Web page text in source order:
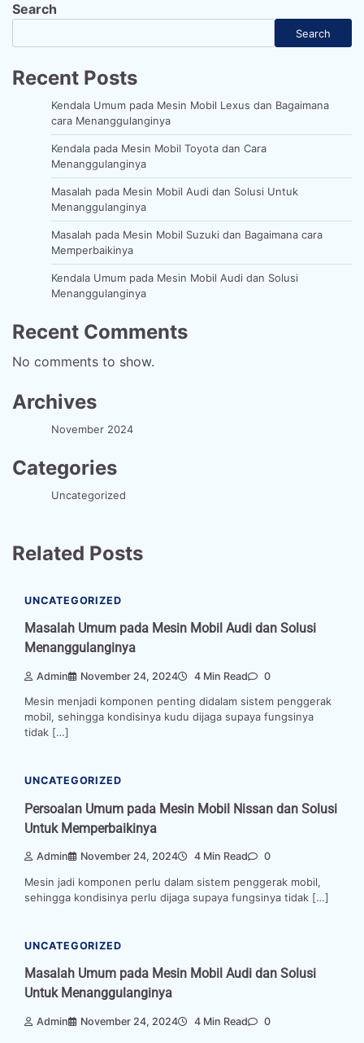
Search
Search
Recent Posts
Kendala Umum pada Mesin Mobil Lexus dan Bagaimana
cara Menanggulanginya
Kendala pada Mesin Mobil Toyota dan Cara
Menanggulanginya
Masalah pada Mesin Mobil Audi dan Solusi Untuk
Menanggulanginya
Masalah pada Mesin Mobil Suzuki dan Bagaimana cara
Memperbaikinya
Kendala Umum pada Mesin Mobil Audi dan Solusi
Menanggulanginya
Recent Comments
No comments to show.
Archives
November 2024
Categories
Uncategorized
Related Posts
UNCATEGORIZED
Masalah Umum pada Mesin Mobil Audi dan Solusi
Menanggulanginya
Admin November 24, 2024 4 Min Read 0
Mesin menjadi komponen penting didalam sistem penggerak
mobil, sehingga kondisinya kudu dijaga supaya fungsinya
tidak […]
UNCATEGORIZED
Persoalan Umum pada Mesin Mobil Nissan dan Solusi
Untuk Memperbaikinya
Admin November 24, 2024 4 Min Read 0
Mesin jadi komponen perlu dalam sistem penggerak mobil,
sehingga kondisinya perlu dijaga supaya fungsinya tidak […]
UNCATEGORIZED
Masalah Umum pada Mesin Mobil Audi dan Solusi
Untuk Menanggulanginya
Admin November 24, 2024 4 Min Read 0